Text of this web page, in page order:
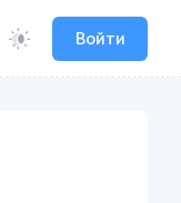
Войти